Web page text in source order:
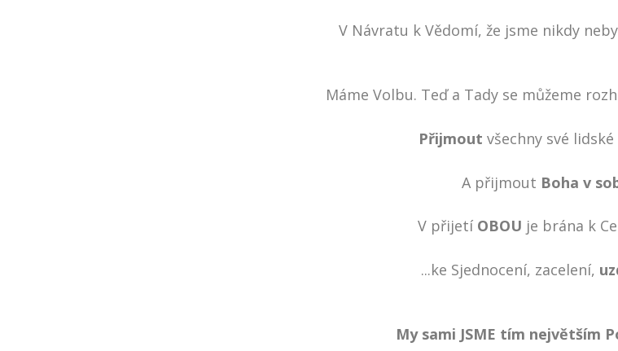
V Návratu k Vědomí, že jsme nikdy
Máme Volbu. Teď a Tady se můžeme
Přijmout všechny své
A přijmout Boha v
V přijetí OBOU je brána k
...ke Sjednocení, zacelení,
My sami JSME tím největším